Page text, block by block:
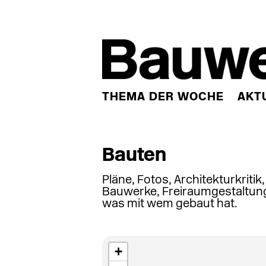
THEMA DER WOCHE
Bauten
Pläne, Fotos,
Bauwerke,
was mit wem gebaut hat.
+